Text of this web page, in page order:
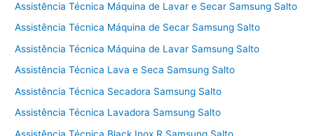
Assistência Técnica Máquina de Lavar e Secar Samsung Salto
Assistência Técnica Máquina de Secar Samsung Salto
Assistência Técnica Máquina de Lavar Samsung Salto
Assistência Técnica Lava e Seca Samsung Salto
Assistência Técnica Secadora Samsung Salto
Assistência Técnica Lavadora Samsung Salto
Assistência Técnica Black Inox R Samsung Salto